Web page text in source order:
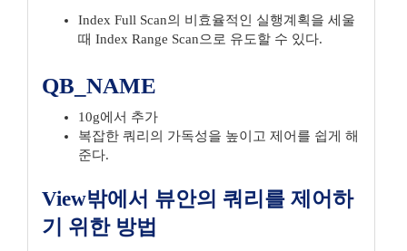
Index Full Scan의 비효율적인 실행계획을 세울
때 Index Range Scan으로 유도할 수 있다.
QB_NAME
10g에서 추가
복잡한 쿼리의 가독성을 높이고 제어를 쉽게 해
준다.
View밖에서 뷰안의 쿼리를 제어하
기 위한 방법